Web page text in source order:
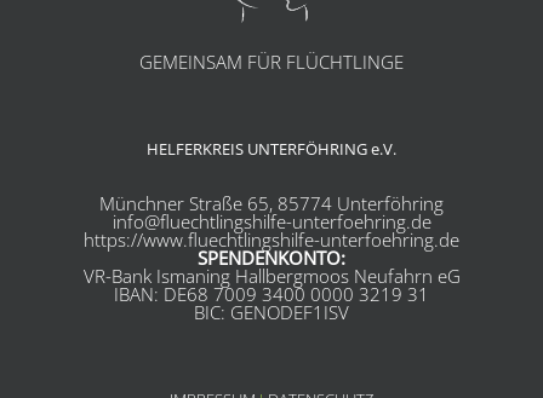
GEMEINSAM FÜR FLÜCHTLINGE
HELFERKREIS UNTERFÖHRING e.V.
Münchner Straße 65, 85774 Unterföhring
info@fluechtlingshilfe-unterfoehring.de
https://www.fluechtlingshilfe-unterfoehring.de
SPENDENKONTO:
VR-Bank Ismaning Hallbergmoos Neufahrn eG
IBAN: DE68 7009 3400 0000 3219 31
BIC: GENODEF1ISV